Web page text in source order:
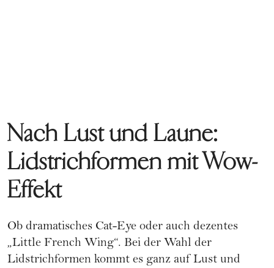
Nach Lust und Laune:
Lidstrichformen mit Wow-
Effekt
Ob dramatisches Cat-Eye oder auch dezentes
„Little French Wing“. Bei der Wahl der
Lidstrichformen kommt es ganz auf Lust und